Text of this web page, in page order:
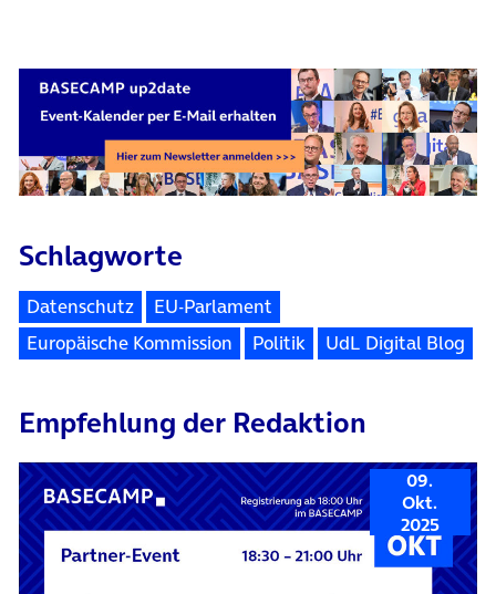
Schlagworte
Datenschutz
EU-Parlament
Europäische Kommission
Politik UdL Digital Blog
Empfehlung der Redaktion
09.
Okt.
2025